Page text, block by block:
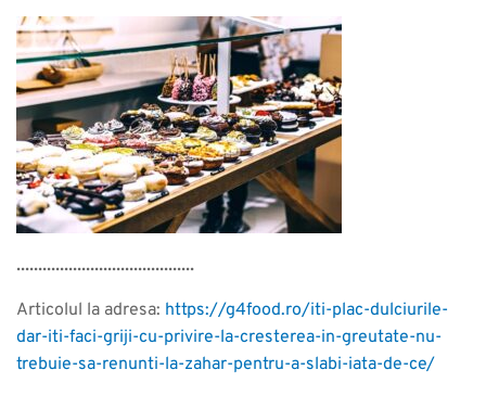
.........................................
Articolul la adresa: https://g4food.ro/iti-plac-dulciurile-
dar-iti-faci-griji-cu-privire-la-cresterea-in-greutate-nu-
trebuie-sa-renunti-la-zahar-pentru-a-slabi-iata-de-ce/